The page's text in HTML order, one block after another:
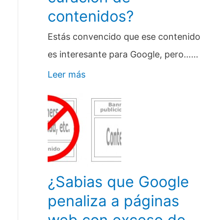
contenidos?
Estás convencido que ese contenido
es interesante para Google, pero……
Leer más
¿Sabias que Google
penaliza a páginas